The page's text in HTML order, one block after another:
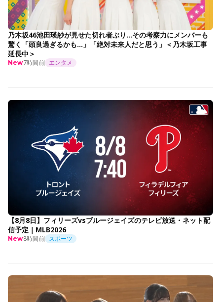
乃木坂46池田瑛紗が見せた切れ者ぶり…その考察力にメンバーも
驚く「頭良過ぎるかも…」「絶対未来人だと思う」＜乃木坂工事
延長中＞
New7時間前 エンタメ
【8月8日】フィリーズvsブルージェイズのテレビ放送・ネット配
信予定｜MLB2026
New8時間前 スポーツ